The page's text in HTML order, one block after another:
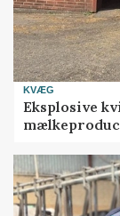
KVÆG
Eksplosive